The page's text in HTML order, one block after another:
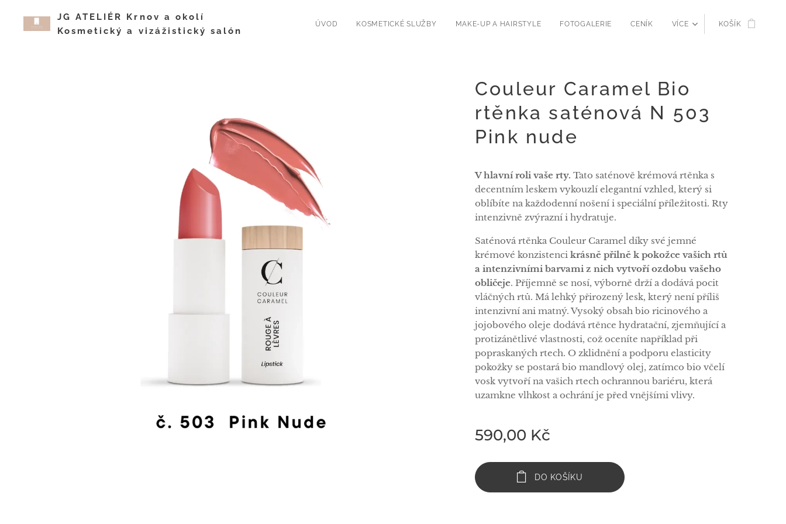
JG ATELIÉR Krnov a okolí
Kosmetický a vizážistický salón
ÚVOD KOSMETICKÉ SLUŽBY MAKE-UP A HAIRSTYLE FOTOGALERIE CENÍK VÍCE KOŠÍK
Couleur Caramel Bio
rtěnka saténová N 503
Pink nude
V hlavní roli vaše rty. Tato saténově krémová rtěnka s
decentním leskem vykouzlí elegantní vzhled, který si
oblíbíte na každodenní nošení i speciální příležitosti. Rty
intenzivně zvýrazní i hydratuje.
Saténová rtěnka Couleur Caramel díky své jemné
krémové konzistenci krásně přilně k pokožce vašich rtů
a intenzivními barvami z nich vytvoří ozdobu vašeho
obličeje. Příjemně se nosí, výborně drží a dodává pocit
vláčných rtů. Má lehký přirozený lesk, který není příliš
intenzivní ani matný. Vysoký obsah bio ricinového a
jojobového oleje dodává rtěnce hydratační, zjemňující a
protizánětlivé vlastnosti, což oceníte například při
popraskaných rtech. O zklidnění a podporu elasticity
pokožky se postará bio mandlový olej, zatímco bio včelí
vosk vytvoří na vašich rtech ochrannou bariéru, která
uzamkne vlhkost a ochrání je před vnějšími vlivy.
590,00 Kč
DO KOŠÍKU